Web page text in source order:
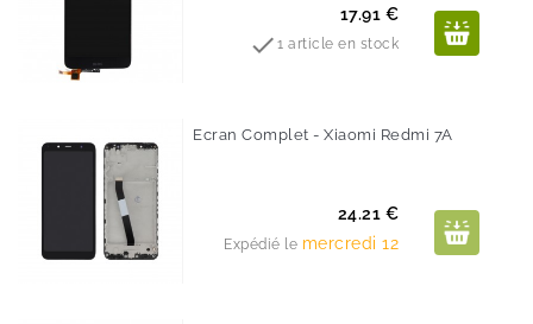
Prix
17.91 €
1 article en stock
Ecran Complet - Xiaomi Redmi 7A
Prix
24.21 €
Expédié le mercredi 12